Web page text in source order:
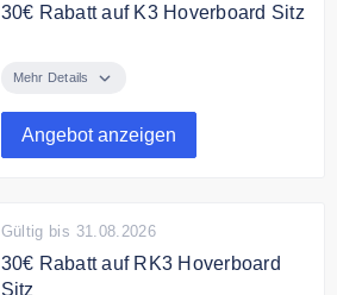
30€ Rabatt auf K3 Hoverboard Sitz
Hoverboard-Sitz
Mehr Details
Angebot anzeigen
Gültig bis 31.08.2026
30€ Rabatt auf RK3 Hoverboard
Sitz